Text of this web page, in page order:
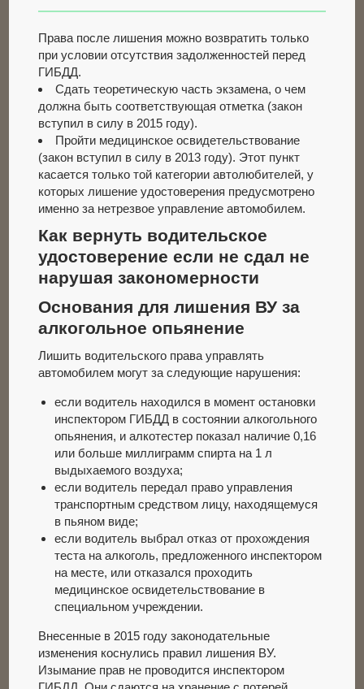
Права после лишения можно возвратить только
при условии отсутствия задолженностей перед
ГИБДД.
Сдать теоретическую часть экзамена, о чем
должна быть соответствующая отметка (закон
вступил в силу в 2015 году).
Пройти медицинское освидетельствование
(закон вступил в силу в 2013 году). Этот пункт
касается только той категории автолюбителей, у
которых лишение удостоверения предусмотрено
именно за нетрезвое управление автомобилем.
Как вернуть водительское
удостоверение если не сдал не
нарушая закономерности
Основания для лишения ВУ за
алкогольное опьянение
Лишить водительского права управлять
автомобилем могут за следующие нарушения:
если водитель находился в момент остановки
инспектором ГИБДД в состоянии алкогольного
опьянения, и алкотестер показал наличие 0,16
или больше миллиграмм спирта на 1 л
выдыхаемого воздуха;
если водитель передал право управления
транспортным средством лицу, находящемуся
в пьяном виде;
если водитель выбрал отказ от прохождения
теста на алкоголь, предложенного инспектором
на месте, или отказался проходить
медицинское освидетельствование в
специальном учреждении.
Внесенные в 2015 году законодательные
изменения коснулись правил лишения ВУ.
Изымание прав не проводится инспектором